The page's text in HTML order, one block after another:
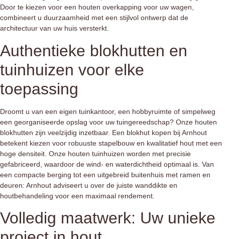
Door te kiezen voor een houten overkapping voor uw wagen,
combineert u duurzaamheid met een stijlvol ontwerp dat de
architectuur van uw huis versterkt.
Authentieke blokhutten en
tuinhuizen voor elke
toepassing
Droomt u van een eigen tuinkantoor, een hobbyruimte of simpelweg
een georganiseerde opslag voor uw tuingereedschap? Onze houten
blokhutten zijn veelzijdig inzetbaar. Een blokhut kopen bij Arnhout
betekent kiezen voor robuuste stapelbouw en kwalitatief hout met een
hoge densiteit. Onze houten tuinhuizen worden met precisie
gefabriceerd, waardoor de wind- en waterdichtheid optimaal is. Van
een compacte berging tot een uitgebreid buitenhuis met ramen en
deuren: Arnhout adviseert u over de juiste wanddikte en
houtbehandeling voor een maximaal rendement.
Volledig maatwerk: Uw unieke